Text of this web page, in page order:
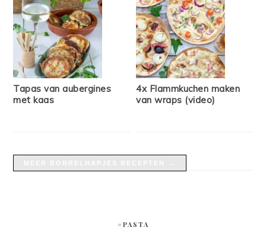
Tapas van aubergines
met kaas
4x Flammkuchen maken
van wraps (video)
#PASTA